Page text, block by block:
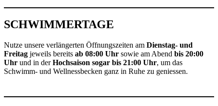
SCHWIMMERTAGE
Nutze unsere verlängerten Öffnungszeiten am Dienstag- und
Freitag jeweils bereits ab 08:00 Uhr sowie am Abend bis 20:00
Uhr und in derHochsaison sogar bis 21:00 Uhr, um das
Schwimm- und Wellnessbecken ganz in Ruhe zu geniessen.